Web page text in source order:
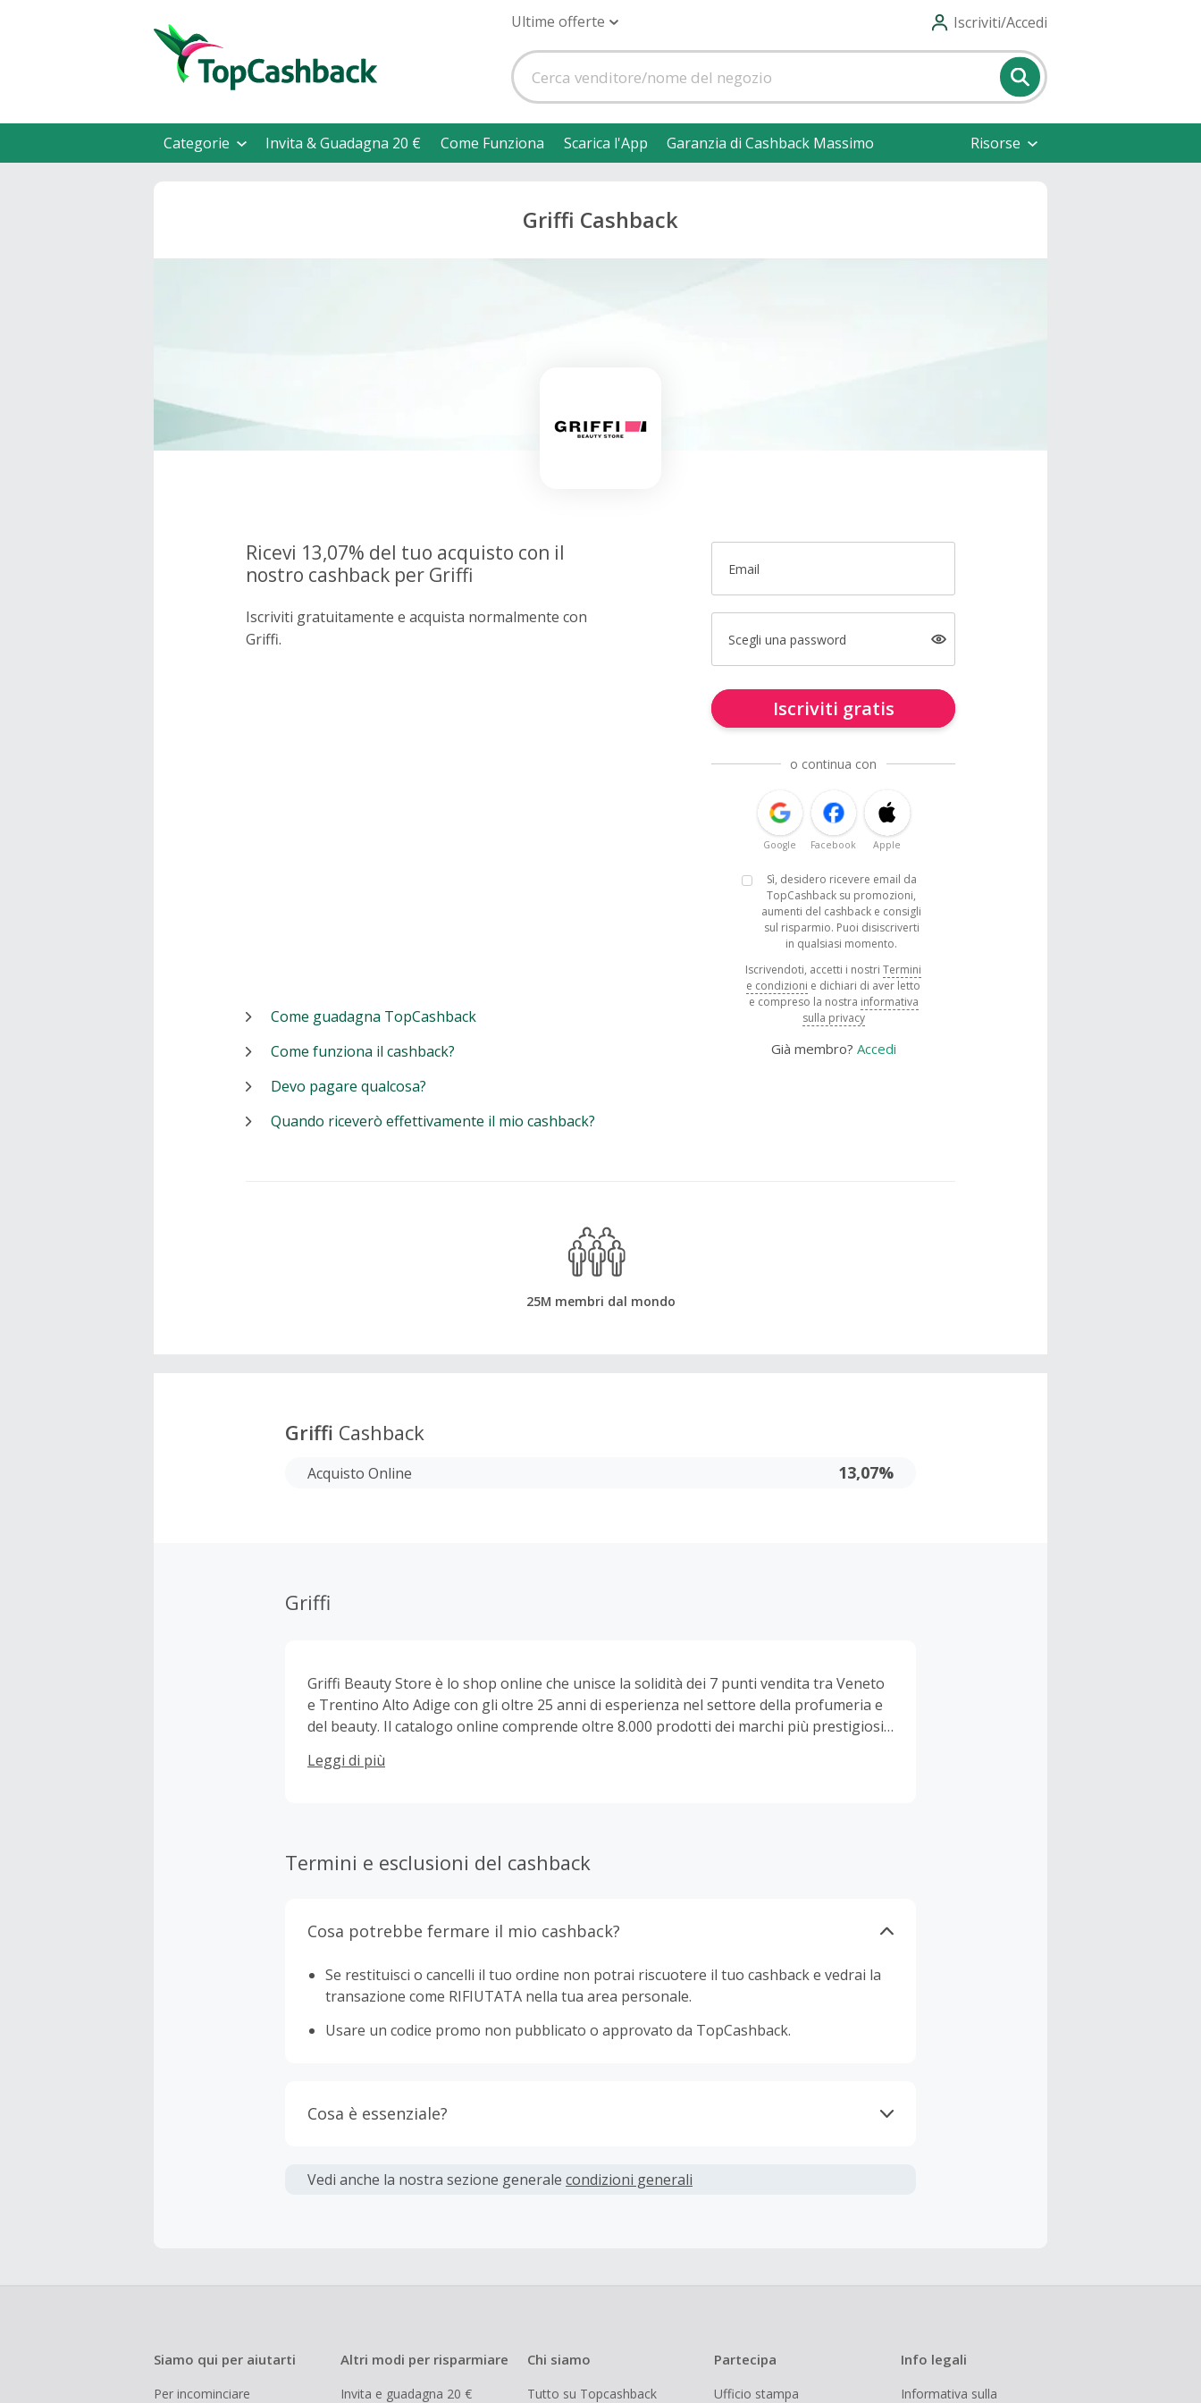
Ultime offerte Iscriviti/Accedi
Categorie Invita & Guadagna 20 € Come Funziona Scarica l'App Garanzia di Cashback Massimo Risorse
Griffi Cashback
Ricevi 13,07% del tuo acquisto con il
nostro cashback per Griffi
Iscriviti gratuitamente e acquista normalmente con
Griffi.
Email
Scegli una password
Iscriviti gratis
o continua con
Google Facebook Apple
Sì, desidero ricevere email da
TopCashback su promozioni,
aumenti del cashback e consigli
sul risparmio. Puoi disiscriverti
in qualsiasi momento.
Iscrivendoti, accetti i nostri Termini
e condizioni e dichiari di aver letto
e compreso la nostra informativa
sulla privacy
Già membro? Accedi
Come guadagna TopCashback
Come funziona il cashback?
Devo pagare qualcosa?
Quando riceverò effettivamente il mio cashback?
25M membri dal mondo
Griffi Cashback
Acquisto Online 13,07%
Griffi
Griffi Beauty Store è lo shop online che unisce la solidità dei 7 punti vendita tra Veneto
e Trentino Alto Adige con gli oltre 25 anni di esperienza nel settore della profumeria e
del beauty. Il catalogo online comprende oltre 8.000 prodotti dei marchi più prestigiosi
Guerlain, Yves Saint Laurent e molti altri - e propone ogni settimana attività
migliori vantaggi a chi vuole acquistare online facilmente e in sicurezza.
Leggi di più
Termini e esclusioni del cashback
Cosa potrebbe fermare il mio cashback?
Se restituisci o cancelli il tuo ordine non potrai riscuotere il tuo cashback e vedrai la
transazione come RIFIUTATA nella tua area personale.
Usare un codice promo non pubblicato o approvato da TopCashback.
Cosa è essenziale?
La maggior parte dei rivenditori determina l'importo del cashback escludendo le
Vedi anche la nostra sezione generale condizioni generali
Siamo qui per aiutarti
Per incominciare
Altri modi per risparmiare
Invita e guadagna 20 €
Chi siamo
Tutto su Topcashback
Partecipa
Ufficio stampa
Info legali
Informativa sulla